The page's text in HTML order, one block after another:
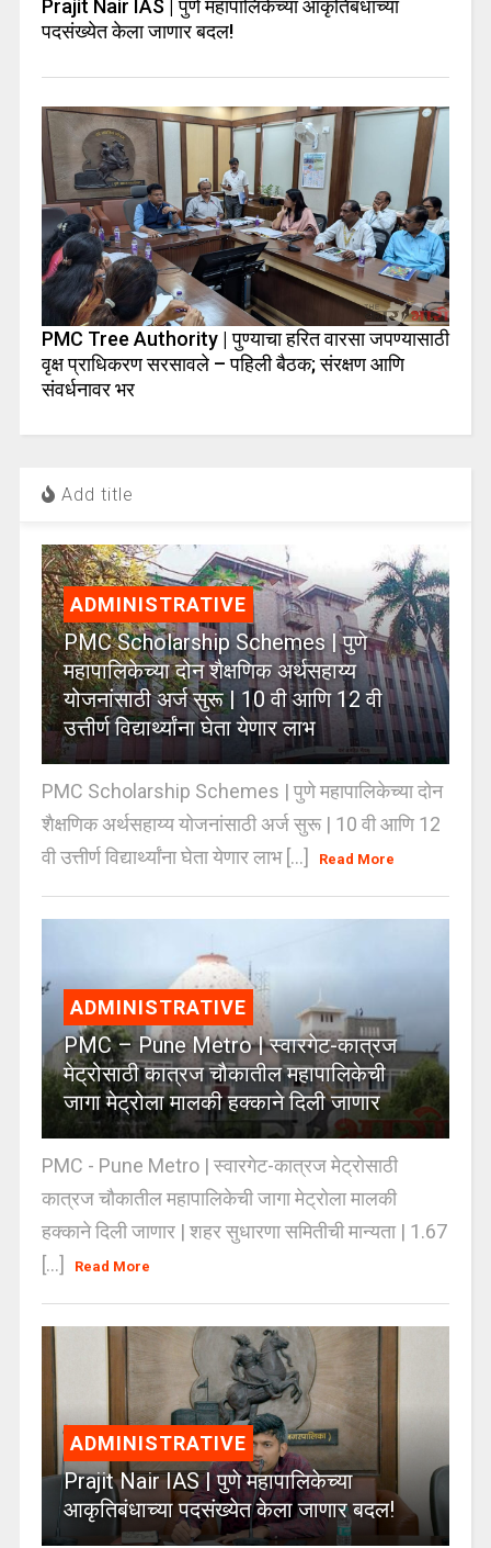
Prajit Nair IAS | पुणे महापालिकेच्या आकृतिबंधाच्या
पदसंख्येत केला जाणार बदल!
PMC Tree Authority | पुण्याचा हरित वारसा जपण्यासाठी
वृक्ष प्राधिकरण सरसावले – पहिली बैठक; संरक्षण आणि
संवर्धनावर भर
Add title
ADMINISTRATIVE
PMC Scholarship Schemes | पुणे
महापालिकेच्या दोन शैक्षणिक अर्थसहाय्य
योजनांसाठी अर्ज सुरू | 10 वी आणि 12 वी
उत्तीर्ण विद्यार्थ्यांना घेता येणार लाभ
PMC Scholarship Schemes | पुणे महापालिकेच्या दोन
शैक्षणिक अर्थसहाय्य योजनांसाठी अर्ज सुरू | 10 वी आणि 12
वी उत्तीर्ण विद्यार्थ्यांना घेता येणार लाभ [...]
Read More
ADMINISTRATIVE
PMC – Pune Metro | स्वारगेट-कात्रज
मेट्रोसाठी कात्रज चौकातील महापालिकेची
जागा मेट्रोला मालकी हक्काने दिली जाणार
PMC - Pune Metro | स्वारगेट-कात्रज मेट्रोसाठी
कात्रज चौकातील महापालिकेची जागा मेट्रोला मालकी
हक्काने दिली जाणार | शहर सुधारणा समितीची मान्यता | 1.67
[...]
Read More
ADMINISTRATIVE
Prajit Nair IAS | पुणे महापालिकेच्या
आकृतिबंधाच्या पदसंख्येत केला जाणार बदल!